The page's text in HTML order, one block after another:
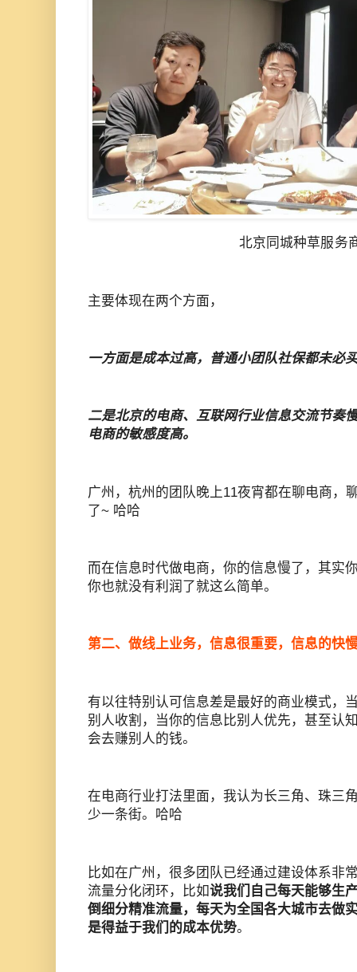
北京同城种草服务
主要体现在两个方面，
一方面是成本过高，普通小团队社保都未必
二是北京的电商、互联网行业信息交流节奏
电商的敏感度高。
广州，杭州的团队晚上11夜宵都在聊电商，
了~ 哈哈
而在信息时代做电商，你的信息慢了，其实
你也就没有利润了就这么简单。
第二、做线上业务，信息很重要，信息的快
有以往特别认可信息差是最好的商业模式，
别人收割，当你的信息比别人优先，甚至认
会去赚别人的钱。
在电商行业打法里面，我认为长三角、珠三
少一条街。哈哈
比如在广州，很多团队已经通过建设体系非
流量分化闭环，比如说我们自己每天能够生
倒细分精准流量，每天为全国各大城市去做
是得益于我们的成本优势。